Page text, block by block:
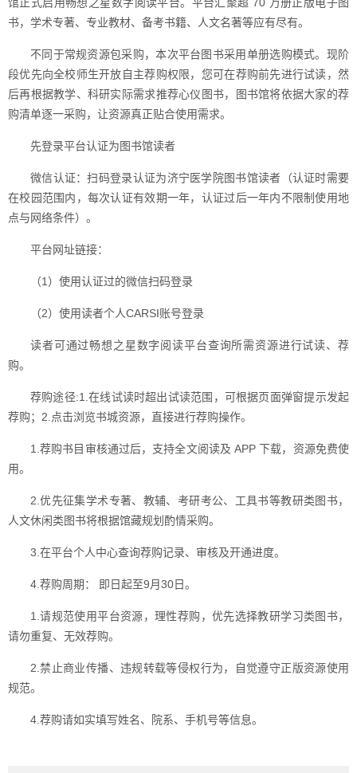
书，学术专著、专业教材、备考书籍、人文名著等应有尽有。
不同于常规资源包采购，本次平台图书采用单册选购模式。现阶
段优先向全校师生开放自主荐购权限，您可在荐购前先进行试读，然
后再根据教学、科研实际需求推荐心仪图书，图书馆将依据大家的荐
购清单逐一采购，让资源真正贴合使用需求。
先登录平台认证为图书馆读者
微信认证：扫码登录认证为济宁医学院图书馆读者（认证时需要
在校园范围内，每次认证有效期一年，认证过后一年内不限制使用地
点与网络条件）。
平台网址链接：
（1）使用认证过的微信扫码登录
（2）使用读者个人CARSI账号登录
读者可通过畅想之星数字阅读平台查询所需资源进行试读、荐
购。
荐购途径:1.在线试读时超出试读范围，可根据页面弹窗提示发起
荐购；2.点击浏览书城资源，直接进行荐购操作。
1.荐购书目审核通过后，支持全文阅读及 APP 下载，资源免费使
用。
2.优先征集学术专著、教辅、考研考公、工具书等教研类图书，
人文休闲类图书将根据馆藏规划酌情采购。
3.在平台个人中心查询荐购记录、审核及开通进度。
4.荐购周期： 即日起至9月30日。
1.请规范使用平台资源，理性荐购，优先选择教研学习类图书，
请勿重复、无效荐购。
2.禁止商业传播、违规转载等侵权行为，自觉遵守正版资源使用
规范。
4.荐购请如实填写姓名、院系、手机号等信息。